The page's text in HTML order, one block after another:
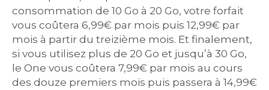
consommation de 10 Go à 20 Go, votre forfait
vous coûtera 6,99€ par mois puis 12,99€ par
mois à partir du treizième mois. Et finalement,
si vous utilisez plus de 20 Go et jusqu’à 30 Go,
le One vous coûtera 7,99€ par mois au cours
des douze premiers mois puis passera à 14,99€